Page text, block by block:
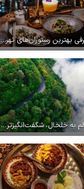
معرفی بهترین رستوران‌های تهران
اسالم به خلخال، شگفت‌انگیزترین جاده جنگلی ایران